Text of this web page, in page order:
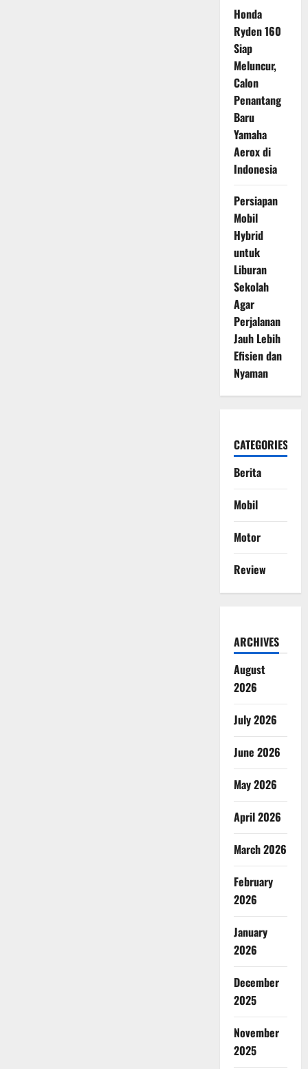
Honda
Ryden 160
Siap
Meluncur,
Calon
Penantang
Baru
Yamaha
Aerox di
Indonesia
Persiapan
Mobil
Hybrid
untuk
Liburan
Sekolah
Agar
Perjalanan
Jauh Lebih
Efisien dan
Nyaman
CATEGORIES
Berita
Mobil
Motor
Review
ARCHIVES
August
2026
July 2026
June 2026
May 2026
April 2026
March 2026
February
2026
January
2026
December
2025
November
2025